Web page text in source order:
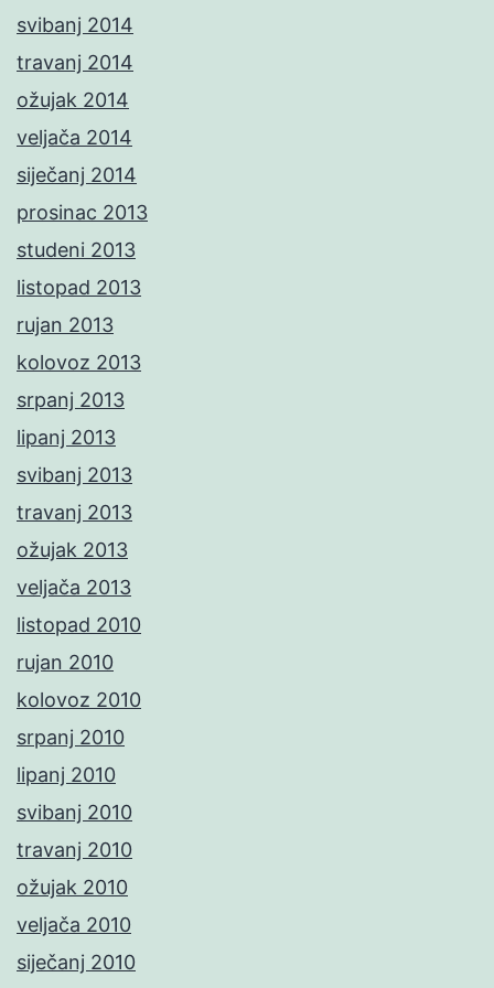
svibanj 2014
travanj 2014
ožujak 2014
veljača 2014
siječanj 2014
prosinac 2013
studeni 2013
listopad 2013
rujan 2013
kolovoz 2013
srpanj 2013
lipanj 2013
svibanj 2013
travanj 2013
ožujak 2013
veljača 2013
listopad 2010
rujan 2010
kolovoz 2010
srpanj 2010
lipanj 2010
svibanj 2010
travanj 2010
ožujak 2010
veljača 2010
siječanj 2010